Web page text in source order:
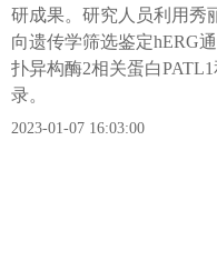
研成果。研究人员利用秀
向遗传学筛选鉴定hERG
扑异构酶2相关蛋白
录。
2023-01-07 16:03:00